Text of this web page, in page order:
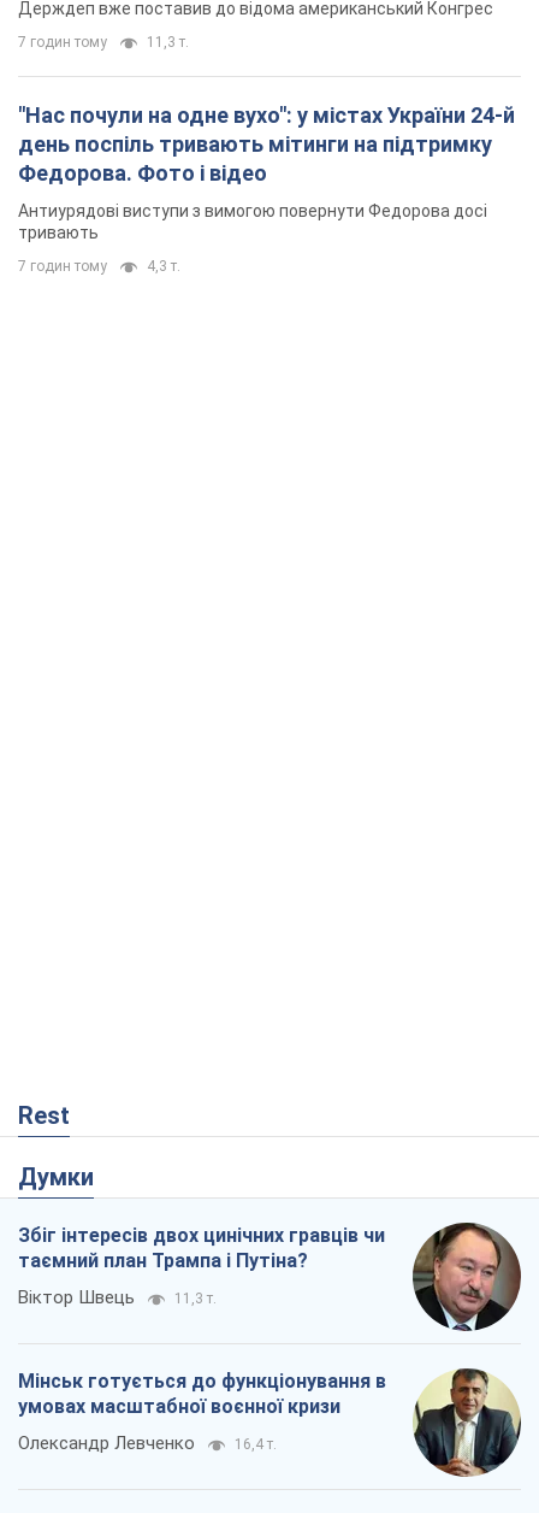
Держдеп вже поставив до відома американський Конгрес
7 годин тому 11,3 т.
"Нас почули на одне вухо": у містах України 24-й
день поспіль тривають мітинги на підтримку
Федорова. Фото і відео
Антиурядові виступи з вимогою повернути Федорова досі
тривають
7 годин тому 4,3 т.
Rest
Думки
Збіг інтересів двох цинічних гравців чи
таємний план Трампа і Путіна?
Віктор Швець 11,3 т.
Мінськ готується до функціонування в
умовах масштабної воєнної кризи
Олександр Левченко 16,4 т.